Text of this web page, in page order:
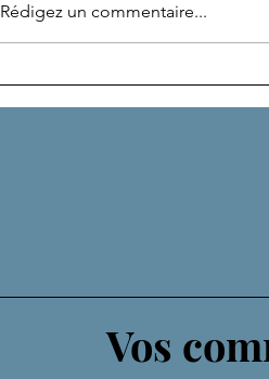
DE NOMBREUSES VIES
Rédigez un commentaire...
Vos